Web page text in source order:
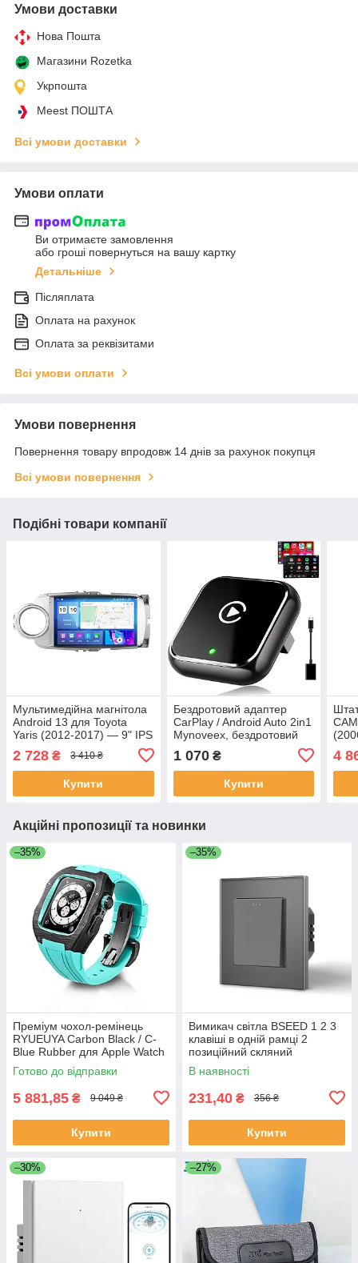
Умови доставки
Нова Пошта
Магазини Rozetka
Укрпошта
Meest ПОШТА
Всі умови доставки
Умови оплати
Ви отримаєте замовлення
або гроші повернуться на вашу картку
Детальніше
Післяплата
Оплата на рахунок
Оплата за реквізитами
Всі умови оплати
Умови повернення
Повернення товару впродовж 14 днів за рахунок покупця
Всі умови повернення
Подібні товари компанії
Мультимедійна магнітола
Android 13 для Toyota
Yaris (2012-2017) — 9" IPS
Екран, 2/64Gb, GPS, Wi-Fi,
Hi-Fi Sound (Уцінка)
2 728 ₴ 3 410 ₴
Купити
Бездротовий адаптер
CarPlay / Android Auto 2in1
Mynoveex, бездротовий
автомобіля Bluetooth 5.3 &
WiFi 6
1 070₴
Купити
4
Акційні пропозиції та новинки
–35%
Преміум чохол-ремінець
RYUEUYA Carbon Black / C-
Blue Rubber для Apple Watch
44mm/45mm, карбоновий
корпус для Епл Вотч
Готово до відправки
5 881,85 ₴ 9 049 ₴
Купити
–35%
Вимикач світла BSEED 1 2 3
клавіші в одній рамці 2
позиційний скляний
безгвинтовий 10A Сірий
В наявності
231,40 ₴ 356 ₴
Купити
–30% –27%